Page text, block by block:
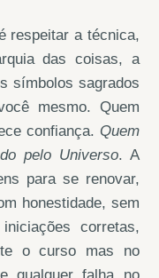
respeitar a técnica,
das coisas, a
símbolos sagrados
mesmo. Quem
confiança. Quem
pelo Universo. A
para se renovar,
honestidade, sem
corretas,
o curso mas no